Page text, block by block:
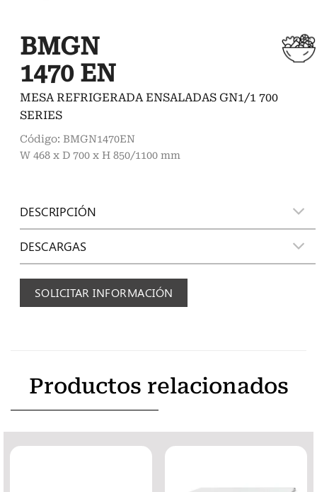
BMGN
1470 EN
MESA REFRIGERADA ENSALADAS GN1/1 700
SERIES
Código: BMGN1470EN
W 468 x D 700 x H 850/1100 mm
DESCRIPCIÓN
DESCARGAS
SOLICITAR INFORMACIÓN
Productos relacionados